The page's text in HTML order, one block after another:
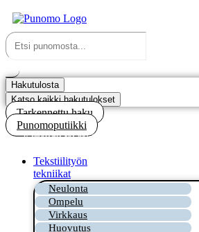
Mene
sisältöön
Search
...
Hakutulosta
Katso kaikki hakutulokset
Tarkennettu haku
Punomoputiikki
Kirjaudu tai rekisteröidy
Tekstiilityön
tekniikat
Neulonta
Ompelu
Virkkaus
Huovutus